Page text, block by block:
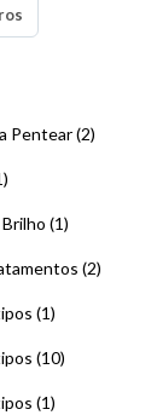
Pentear (2)
(1)
(2)
(1)
(10)
(1)